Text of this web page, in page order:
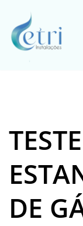
Pular
para
DE